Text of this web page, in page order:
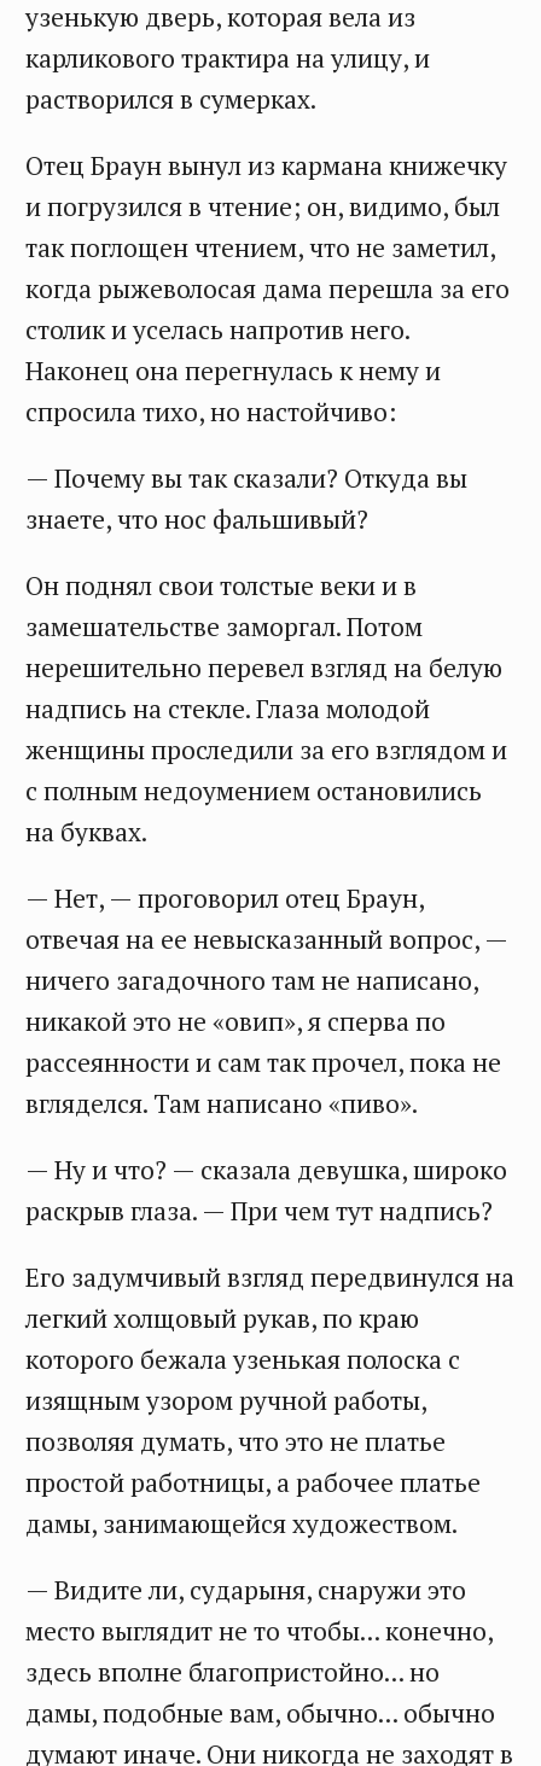
узенькую дверь, которая вела из
карликового трактира на улицу, и
растворился в сумерках.
Отец Браун вынул из кармана книжечку
и погрузился в чтение; он, видимо, был
так поглощен чтением, что не заметил,
когда рыжеволосая дама перешла за его
столик и уселась напротив него.
Наконец она перегнулась к нему и
спросила тихо, но настойчиво:
— Почему вы так сказали? Откуда вы
знаете, что нос фальшивый?
Он поднял свои толстые веки и в
замешательстве заморгал. Потом
нерешительно перевел взгляд на белую
надпись на стекле. Глаза молодой
женщины проследили за его взглядом и
с полным недоумением остановились
на буквах.
— Нет, — проговорил отец Браун,
отвечая на ее невысказанный вопрос, —
ничего загадочного там не написано,
никакой это не «овип», я сперва по
рассеянности и сам так прочел, пока не
вгляделся. Там написано «пиво».
— Ну и что? — сказала девушка, широко
раскрыв глаза. — При чем тут надпись?
Его задумчивый взгляд передвинулся на
легкий холщовый рукав, по краю
которого бежала узенькая полоска с
изящным узором ручной работы,
позволяя думать, что это не платье
простой работницы, а рабочее платье
дамы, занимающейся художеством.
— Видите ли, сударыня, снаружи это
место выглядит не то чтобы... конечно,
здесь вполне благопристойно... но
дамы, подобные вам, обычно... обычно
думают иначе. Они никогда не заходят в